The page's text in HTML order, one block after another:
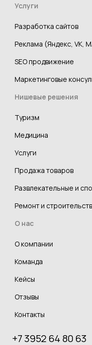
Услуги
Разработка сайтов
Реклама (Яндекс, VK,
SEO продвижение
Маркетинговые
Нишевые решения
Туризм
Медицина
Услуги
Продажа товаров
Развлекательные и
Ремонт и
О нас
О компании
Команда
Кейсы
Отзывы
Контакты
+7 3952 64 80 63